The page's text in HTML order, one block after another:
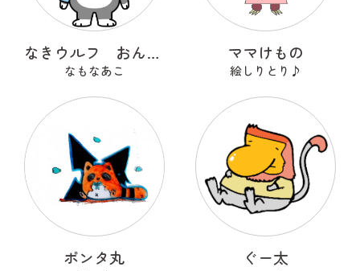
なきウルフ おんおん
なもなあこ
ママけもの
絵しりとり♪
ポンタ丸 ぐー太